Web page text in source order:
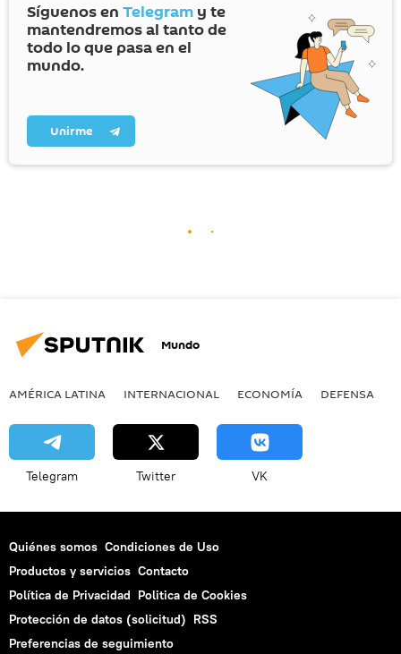
Síguenos en Telegram y te
mantendremos al tanto de
todo lo que pasa en el
mundo.
Unirme
Mundo
AMÉRICA LATINA INTERNACIONAL ECONOMÍA DEFENSA
Telegram Twitter VK
Quiénes somos Condiciones de Uso
Productos y servicios Contacto
Política de Privacidad Politica de Cookies
Protección de datos (solicitud) RSS
Preferencias de seguimiento